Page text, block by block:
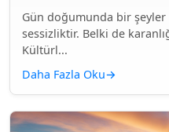
Gün doğumunda bir
sessizliktir. Belki de
Kültürl...
Daha Fazla Oku→